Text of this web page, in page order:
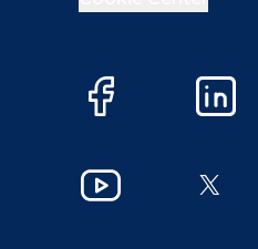
Facebook
YouTube X
Accetta Più